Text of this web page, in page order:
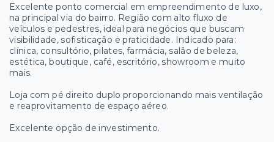
Excelente ponto comercial em empreendimento de luxo,
na principal via do bairro. Região com alto fluxo de
veículos e pedestres, ideal para negócios que buscam
visibilidade, sofisticação e praticidade. Indicado para:
clínica, consultório, pilates, farmácia, salão de beleza,
estética, boutique, café, escritório, showroom e muito
mais.
Loja com pé direito duplo proporcionando mais ventilação
e reaprovitamento de espaço aéreo.
Excelente opção de investimento.